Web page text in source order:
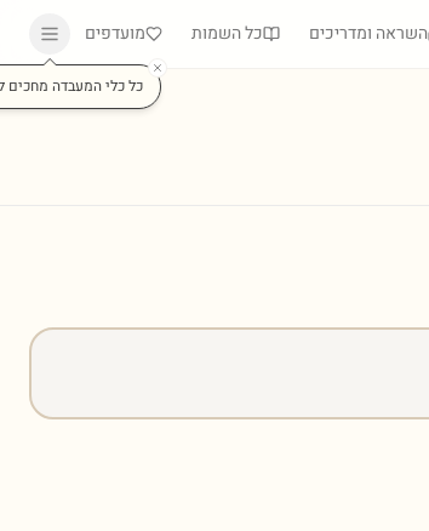
השראה ומדריכים כל השמות מועדפים
כל כלי המעבדה מחכים